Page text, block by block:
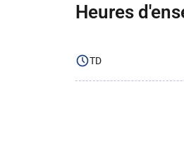
Heures
TD